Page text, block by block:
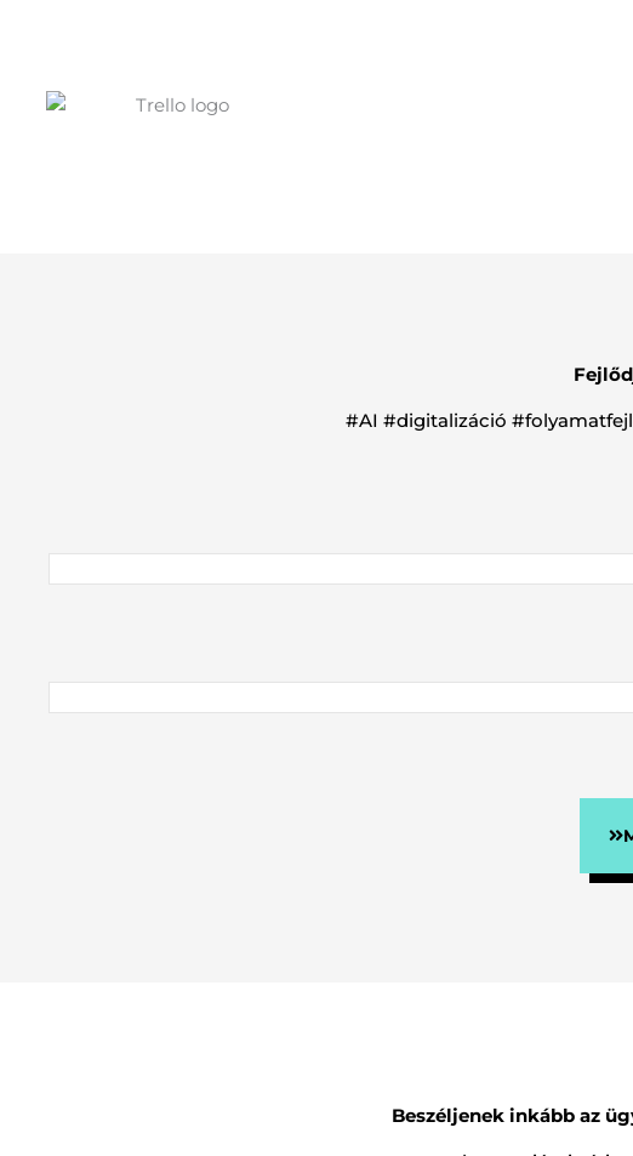
#AI #digitalizáció
Beszéljenek inkább az